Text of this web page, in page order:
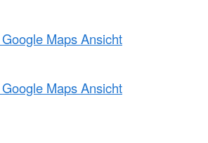
Maps Ansicht
Maps Ansicht